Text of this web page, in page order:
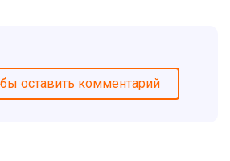
оставить комментарий